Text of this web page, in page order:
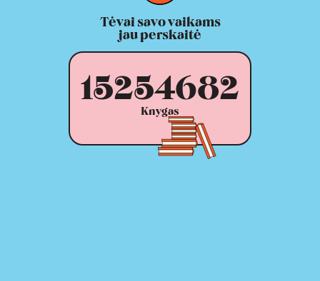
Tėvai savo vaikams
jau perskaitė
15254682
Knygas